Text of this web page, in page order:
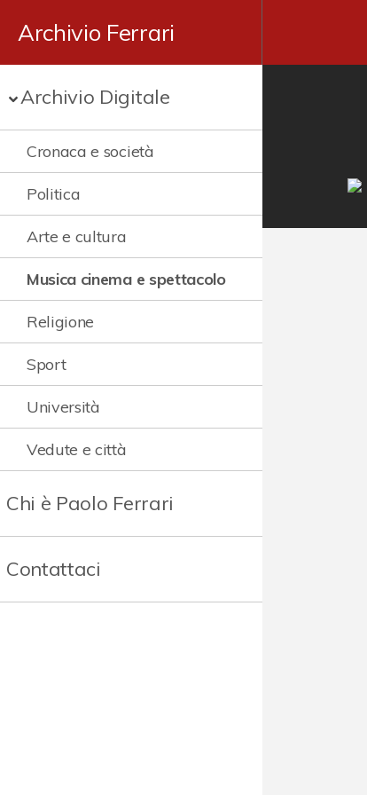
Archivio Ferrari
Archivio Digitale
Cronaca e società
Politica
Arte e cultura
Musica cinema e spettacolo
Religione
Sport
Università
Vedute e città
Chi è Paolo Ferrari
Contattaci